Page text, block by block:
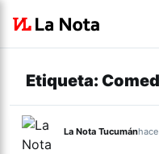
Etiqueta:
La Nota Tucumán